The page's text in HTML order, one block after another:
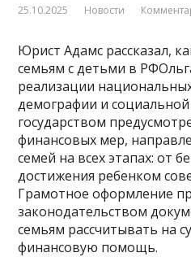
25.10.2025 Новости
Юрист Адамс рассказал,
семьям с детьми в
реализации
демографии и
государством
финансовых мер,
семей на всех этапах: от
достижения ребенком
Грамотное оформление
законодательством
семьям рассчитывать на
финансовую помощь.